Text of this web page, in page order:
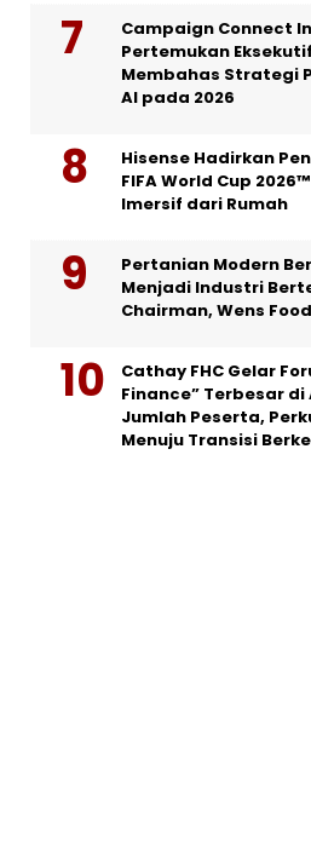
Campaign Connect
Pertemukan
Membahas Strategi
AI pada 2026
Hisense Hadirkan
FIFA World Cup
Imersif dari Rumah
Pertanian Modern
Menjadi Industri
Chairman, Wens
Cathay FHC Gelar
Finance” Terbesar di
Jumlah Peserta,
Menuju Transisi